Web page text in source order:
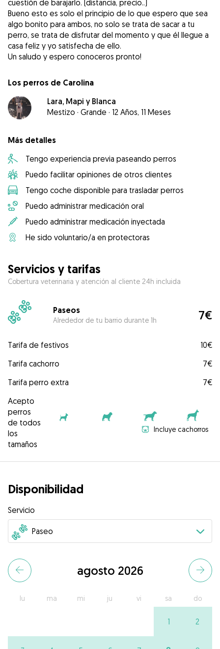
cuestión de barajarlo. (distancia, precio..)
Bueno esto es solo el principio de lo que espero que sea
algo bonito para ambos, no solo se trata de sacar a tu
perro, se trata de disfrutar del momento y que él llegue a
casa feliz y yo satisfecha de ello.
Un saludo y espero conoceros pronto!
Los perros de Carolina
Lara, Mapi y Blanca
Mestizo · Grande · 12 Años, 11 Meses
Más detalles
Tengo experiencia previa paseando perros
Puedo facilitar opiniones de otros clientes
Tengo coche disponible para trasladar perros
Puedo administrar medicación oral
Puedo administrar medicación inyectada
He sido voluntario/a en protectoras
Servicios y tarifas
Cobertura veterinaria y atención al cliente 24h incluida
Paseos
Alrededor de tu barrio durante 1h 7€
Tarifa de festivos
10€
Tarifa cachorro
7€
Tarifa perro extra
7€
Acepto
perros
de todos
los
tamaños
Incluye cachorros
Disponibilidad
Servicio
agosto 2026
lu ma mi ju vi sa do
1 2